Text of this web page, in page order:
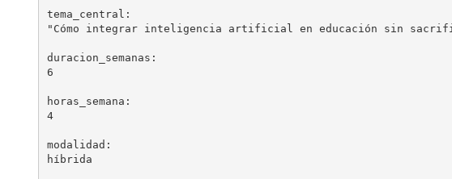
tema_central:
"Cómo integrar inteligencia artificial en educación sin
duracion_semanas:
6
horas_semana:
4
modalidad:
híbrida